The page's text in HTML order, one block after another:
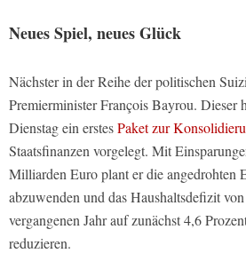
Neues Spiel, neues Glück
Nächster in der Reihe der politischen
Premierminister François Bayrou. Dieser
Dienstag ein erstesPaket zur
Staatsfinanzen vorgelegt. Mit
Milliarden Euro plant er die angedrohten
abzuwenden und das Haushaltsdefizit
vergangenen Jahr auf zunächst 4,6
reduzieren.